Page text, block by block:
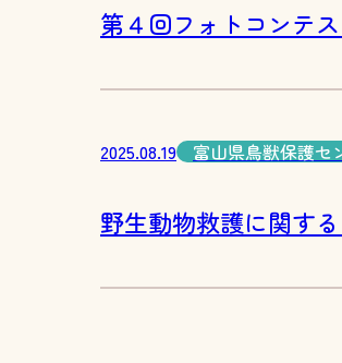
第４回フォトコンテ
2025.08.19 富山県鳥獣保護セ
野生動物救護に関す